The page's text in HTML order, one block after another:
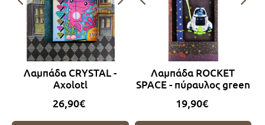
Λαμπάδα CRYSTAL -
Axolotl
26,90€
Λαμπάδα ROCKET
SPACE - πύραυλος green
19,90€